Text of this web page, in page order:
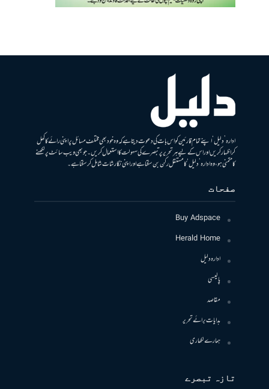
ادارہ ’دلیل‘ اپنے تمام قارئین کو اس بات کی دعوت دیتا ہے کہ وہ خود بھی مختلف مسائل پر اپنی رائے کا کھل
کر اظہار کریں اور اس کے لیے ہر تحریر پر تبصرے کی سہولت کا استعمال کریں۔ جو بھی ویب سائٹ پر لکھنے
کا متمنی ہو، وہ ادارہ ’دلیل‘ کا مستقل رکن بن سکتا ہے اور اپنی نگارشات شامل کرسکتا ہے۔
صفحات
Buy Adspace
Herald Home
ادارہ دلیل
پالیسی
مقاصد
ہدایات برائے تحریر
ہمارے لکھاری
تازہ تبصرے